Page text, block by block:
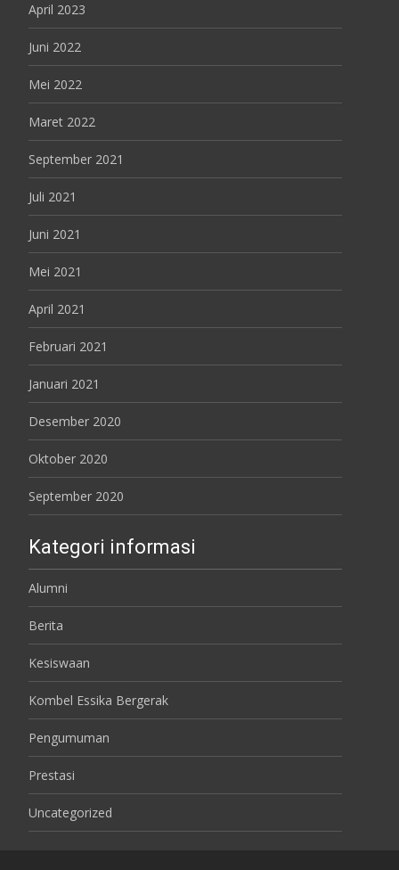
April 2023
Juni 2022
Mei 2022
Maret 2022
September 2021
Juli 2021
Juni 2021
Mei 2021
April 2021
Februari 2021
Januari 2021
Desember 2020
Oktober 2020
September 2020
Kategori informasi
Alumni
Berita
Kesiswaan
Kombel Essika Bergerak
Pengumuman
Prestasi
Uncategorized